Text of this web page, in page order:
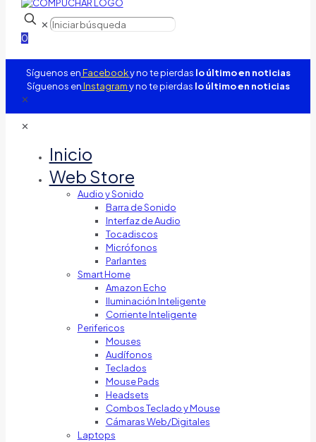
✕
0
Síguenos enFacebooky no te pierdas lo último en noticias
Síguenos enInstagramy no te pierdas lo último en noticias
✕
✕
Inicio
Web Store
Audio y Sonido
Barra de Sonido
Interfaz de Audio
Tocadiscos
Micrófonos
Parlantes
Smart Home
Amazon Echo
Iluminación Inteligente
Corriente Inteligente
Perifericos
Mouses
Audífonos
Teclados
Mouse Pads
Headsets
Combos Teclado y Mouse
Cámaras Web/Digitales
Laptops